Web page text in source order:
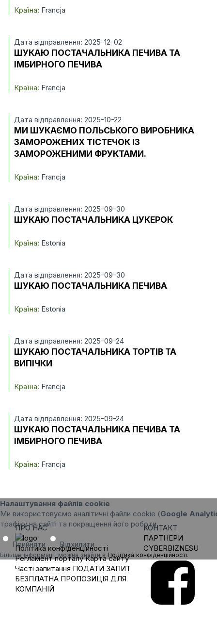
Країна: Francja
Дата відправлення: 2025-12-02
ШУКАЮ ПОСТАЧАЛЬНИКА ПЕЧИВА ТА
ІМБИРНОГО ПЕЧИВА
Країна: Francja
Дата відправлення: 2025-10-22
МИ ШУКАЄМО ПОЛЬСЬКОГО ВИРОБНИКА
ЗАМОРОЖЕНИХ ТІСТЕЧОК ІЗ
ЗАМОРОЖЕНИМИ ФРУКТАМИ.
Країна: Francja
Дата відправлення: 2025-09-30
ШУКАЮ ПОСТАЧАЛЬНИКА ЦУКЕРОК
Країна: Estonia
Дата відправлення: 2025-09-30
ШУКАЮ ПОСТАЧАЛЬНИКА ПЕЧИВА
Країна: Estonia
Дата відправлення: 2025-09-24
ШУКАЮ ПОСТАЧАЛЬНИКА ТОРТІВ ТА
ВИПІЧКИ
Країна: Francja
Дата відправлення: 2025-09-24
ШУКАЮ ПОСТАЧАЛЬНИКА ПЕЧИВА ТА
ІМБИРНОГО ПЕЧИВА
Країна: Francja
Налаштування файлів cookie
Ми використовуємо аналітичні файли cookie (Google
трафіку на сайті та покращення його роботи.
Прийняти Відхилити
Більше інформації можна знайти в Політика конфіденційності.
ПРО НАС
Політика конфіденційності
Регламент порталу Карта сайту
Часті запитання ПОДАТИ ЗАПИТ
БЕЗПЛАТНА ПРОПОЗИЦІЯ ДЛЯ
КОМПАНІЙ
КОНТАКТ
ПАРТНЕРИ
CYBERBIZNESU